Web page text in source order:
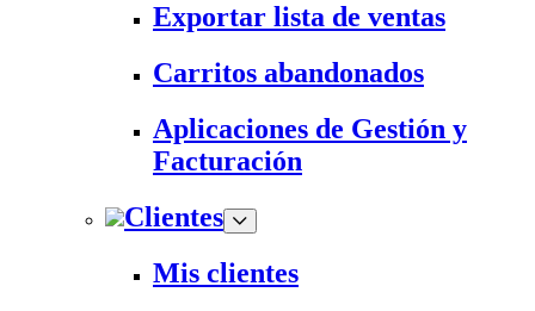
Exportar lista de ventas
Carritos abandonados
Aplicaciones de Gestión y
Facturación
Clientes
Mis clientes